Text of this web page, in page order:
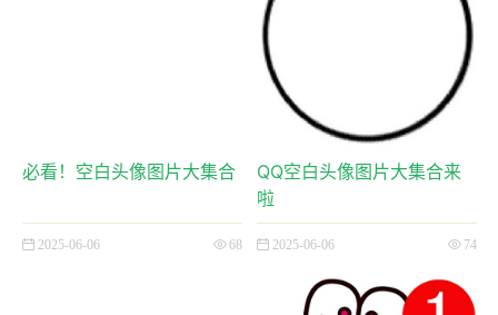
必看！空白头像图片大集合
2025-06-06 68
QQ空白头像图片大集合来
啦
2025-06-06 74